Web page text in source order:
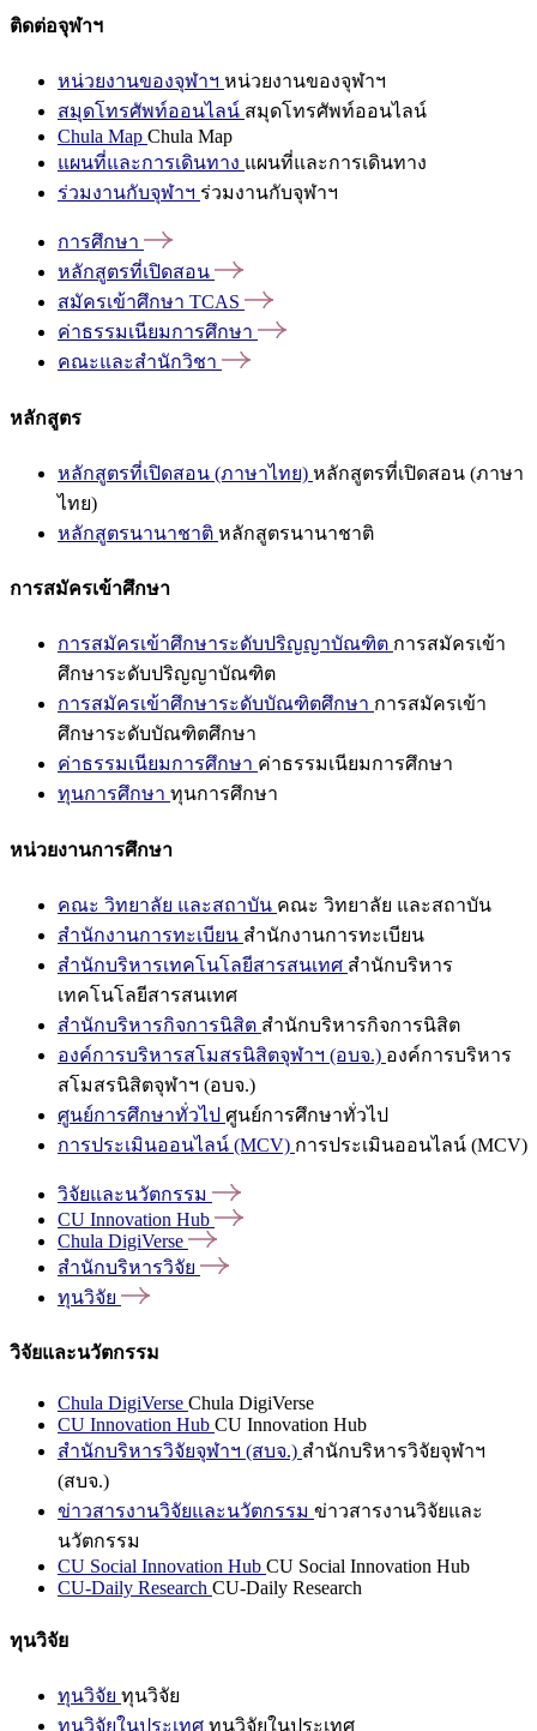
ติดต่อจุฬาฯ
หน่วยงานของจุฬาฯ หน่วยงานของจุฬาฯ
สมุดโทรศัพท์ออนไลน์ สมุดโทรศัพท์ออนไลน์
Chula Map Chula Map
แผนที่และการเดินทาง แผนที่และการเดินทาง
ร่วมงานกับจุฬาฯ ร่วมงานกับจุฬาฯ
การศึกษา
หลักสูตรที่เปิดสอน
สมัครเข้าศึกษา TCAS
ค่าธรรมเนียมการศึกษา
คณะและสำนักวิชา
หลักสูตร
หลักสูตรที่เปิดสอน (ภาษาไทย) หลักสูตรที่เปิดสอน (ภาษา
ไทย)
หลักสูตรนานาชาติ หลักสูตรนานาชาติ
การสมัครเข้าศึกษา
การสมัครเข้าศึกษาระดับปริญญาบัณฑิต การสมัครเข้า
ศึกษาระดับปริญญาบัณฑิต
การสมัครเข้าศึกษาระดับบัณฑิตศึกษา การสมัครเข้า
ศึกษาระดับบัณฑิตศึกษา
ค่าธรรมเนียมการศึกษา ค่าธรรมเนียมการศึกษา
ทุนการศึกษา ทุนการศึกษา
หน่วยงานการศึกษา
คณะ วิทยาลัย และสถาบัน คณะ วิทยาลัย และสถาบัน
สำนักงานการทะเบียน สำนักงานการทะเบียน
สำนักบริหารเทคโนโลยีสารสนเทศ สำนักบริหาร
เทคโนโลยีสารสนเทศ
สำนักบริหารกิจการนิสิต สำนักบริหารกิจการนิสิต
องค์การบริหารสโมสรนิสิตจุฬาฯ (อบจ.) องค์การบริหาร
สโมสรนิสิตจุฬาฯ (อบจ.)
ศูนย์การศึกษาทั่วไป ศูนย์การศึกษาทั่วไป
การประเมินออนไลน์ (MCV) การประเมินออนไลน์ (MCV)
วิจัยและนวัตกรรม
CU Innovation Hub
Chula DigiVerse
สำนักบริหารวิจัย
ทุนวิจัย
วิจัยและนวัตกรรม
Chula DigiVerse Chula DigiVerse
CU Innovation Hub CU Innovation Hub
สำนักบริหารวิจัยจุฬาฯ (สบจ.) สำนักบริหารวิจัยจุฬาฯ
(สบจ.)
ข่าวสารงานวิจัยและนวัตกรรม ข่าวสารงานวิจัยและ
นวัตกรรม
CU Social Innovation Hub CU Social Innovation Hub
CU-Daily Research CU-Daily Research
ทุนวิจัย
ทุนวิจัย ทุนวิจัย
ทุนวิจัยในประเทศ ทุนวิจัยในประเทศ